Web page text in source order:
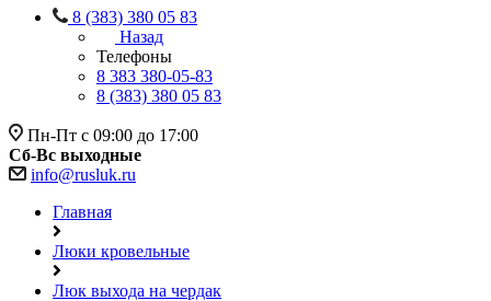
8 (383) 380 05 83
Назад
Телефоны
8 383 380-05-83
8 (383) 380 05 83
Пн-Пт с 09:00 до 17:00
Сб-Вс выходные
info@rusluk.ru
Главная
Люки кровельные
Люк выхода на чердак